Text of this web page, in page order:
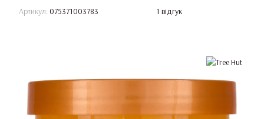
Артикул: 075371003783 1 відгук